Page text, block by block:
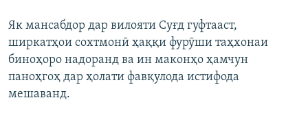
Як мансабдор дар вилояти Суғд гуфтааст,
ширкатҳои сохтмонӣ ҳаққи фурӯши таҳхонаи
биноҳоро надоранд ва ин маконҳо ҳамчун
паноҳгоҳ дар ҳолати фавқулода истифода
мешаванд.